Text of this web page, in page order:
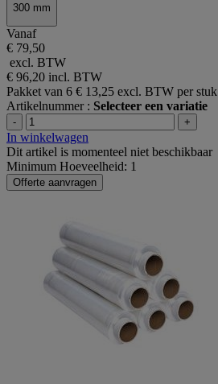
300 mm
Vanaf
€ 79,50
excl. BTW
€ 96,20 incl. BTW
Pakket van 6 € 13,25 excl. BTW per stuk
Artikelnummer : Selecteer een variatie
- +
In winkelwagen
Dit artikel is momenteel niet beschikbaar
Minimum Hoeveelheid: 1
Offerte aanvragen